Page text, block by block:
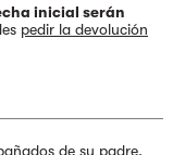
inicial serán
pedir la devolución
de su padre,